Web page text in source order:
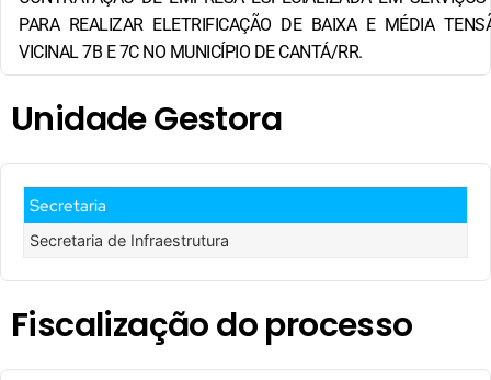
PARA REALIZAR ELETRIFICAÇÃO DE BAIXA E MÉDIA
VICINAL 7B E 7C NO MUNICÍPIO DE CANTÁ/RR.
Unidade Gestora
Secretaria
Secretaria de Infraestrutura
Fiscalização do processo